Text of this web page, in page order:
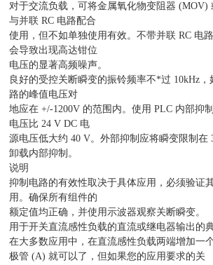
对于交流负载，可将金属氧化物变阻器 (MOV)
与并联 RC 电路配合
使用，但不如单独使用有效。不带并联 RC 电
会导致出现高达钳位
电压的显著高频噪声。
良好的受控关断瞬变的振铃频率不*过 10kHz
路的峰值电压对
地应在 +/-1200V 的范围内。使用 PLC 内部抑
电压比 24 V DC 电
源电压低大约 40 V。外部抑制应将瞬变限制在
卸载内部抑制。
说明
抑制电路的有效性取决于具体应用，必须验证
用。确保所有组件的
额定值均正确，并使用示波器观察关断瞬变。
用于开关直流感性负载的直流或继电器输出的
在大多数应用中，在直流感性负载两端增加一
极管 (A) 就可以了，但如果您的应用要求的关